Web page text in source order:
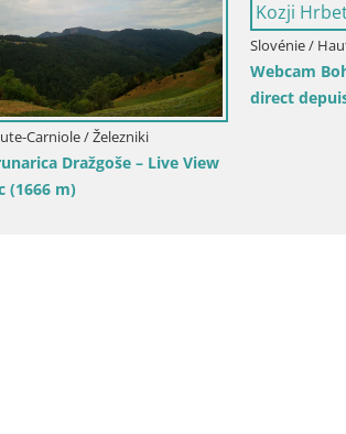
Slovénie / Haute-Carniole / Kranjska Gora
Kranjska Gora Station de ski | Brsnina